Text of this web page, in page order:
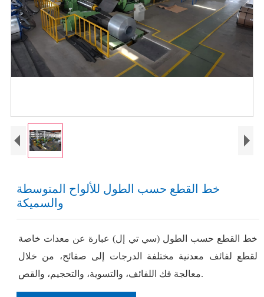
خط القطع حسب الطول للألواح المتوسطة
والسميكة
خط القطع حسب الطول (سي تي إل) عبارة عن معدات خاصة
لقطع لفائف معدنية مختلفة الدرجات إلى صفائح، من خلال
معالجة فك اللفائف، والتسوية، والتحجيم، والقص.